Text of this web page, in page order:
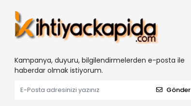
Kampanya, duyuru, bilgilendirmelerden e-posta ile
haberdar olmak istiyorum.
Gönder